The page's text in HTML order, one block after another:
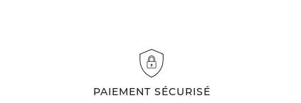
PAIEMENT SÉCURISÉ